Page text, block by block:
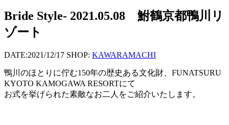
Bride Style- 2021.05.08 鮒鶴京都鴨川リ
ゾート
DATE:2021/12/17 SHOP: KAWARAMACHI
鴨川のほとりに佇む150年の歴史ある文化財、FUNATSURU
KYOTO KAMOGAWA RESORTにて
お式を挙げられた素敵なお二人をご紹介いたします。